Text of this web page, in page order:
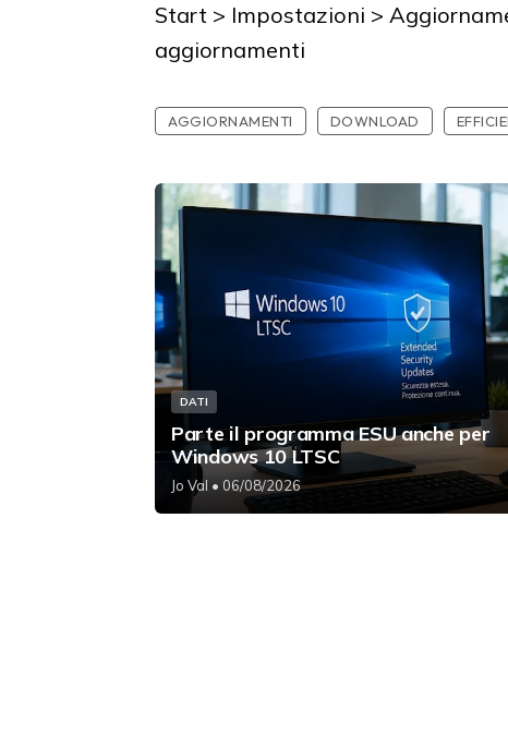
Start > Impostazioni >
aggiornamenti
AGGIORNAMENTI DOWNLOAD
DATI
Parte il programma ESU anche per
Windows 10 LTSC
Jo Val • 06/08/2026